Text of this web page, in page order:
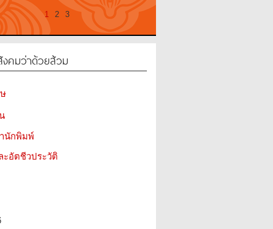
1 2 3
งคมว่าด้วยส้วม
นักพิมพ์
ะอัตชีวประวัติ